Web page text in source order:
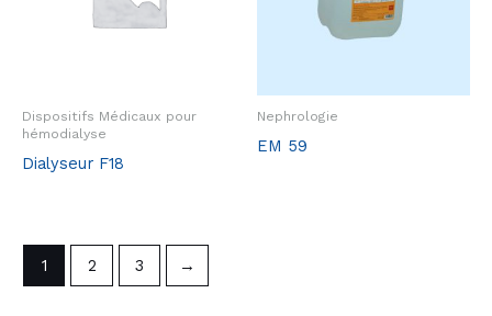
Dispositifs Médicaux pour
hémodialyse
Dialyseur F18
Nephrologie
EM 59
1 2 3 →